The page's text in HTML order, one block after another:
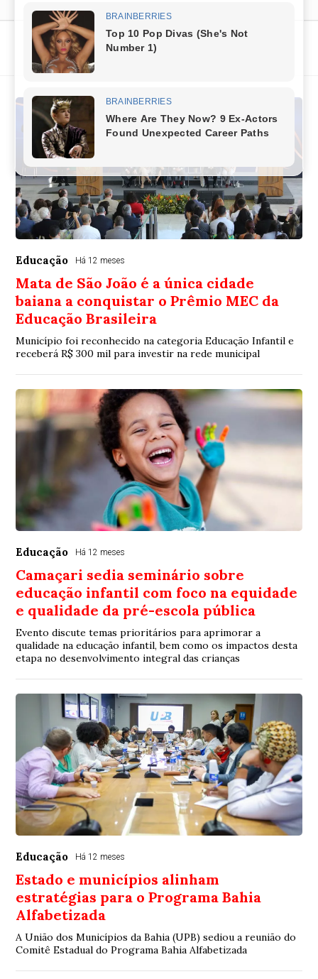
Educação
Educação Há 12 meses
Mata de São João é a única cidade
baiana a conquistar o Prêmio MEC da
Educação Brasileira
Município foi reconhecido na categoria Educação Infantil e
receberá R$ 300 mil para investir na rede municipal
Educação Há 12 meses
Camaçari sedia seminário sobre
educação infantil com foco na equidade
e qualidade da pré-escola pública
Evento discute temas prioritários para aprimorar a
qualidade na educação infantil, bem como os impactos desta
etapa no desenvolvimento integral das crianças
Educação Há 12 meses
Estado e municípios alinham
estratégias para o Programa Bahia
Alfabetizada
A União dos Municípios da Bahia (UPB) sediou a reunião do
Comitê Estadual do Programa Bahia Alfabetizada